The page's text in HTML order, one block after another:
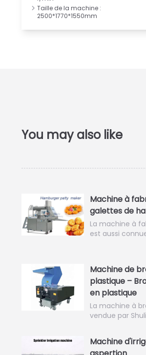
Taille de la machine :
2500*1770*1550mm
Machine à
galettes de
La machine à
est aussi
Machine de
plastique –
en plastique
La machine à
vendue par
Machine